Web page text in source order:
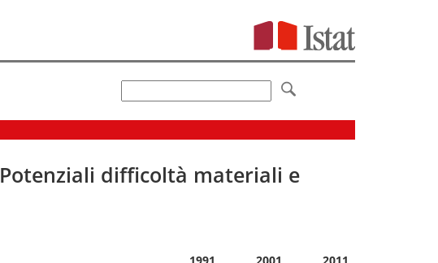
Potenziali difficoltà materiali e
1991 2001 2011